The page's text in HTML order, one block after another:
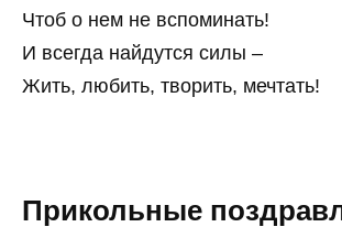
Чтоб о нем не вспоминать!
И всегда найдутся силы –
Жить, любить, творить, мечтать!
Прикольные